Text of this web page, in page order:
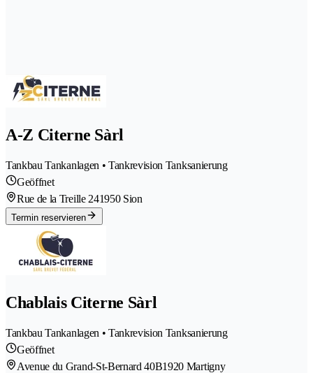
A-Z Citerne Sàrl
Tankbau Tankanlagen • Tankrevision Tanksanierung
Geöffnet
Rue de la Treille 241950 Sion
Termin reservieren
Chablais Citerne Sàrl
Tankbau Tankanlagen • Tankrevision Tanksanierung
Geöffnet
Avenue du Grand-St-Bernard 40B1920 Martigny